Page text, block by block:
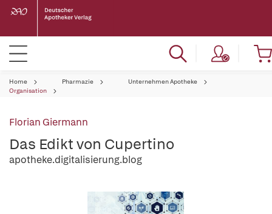
Home Pharmazie
Unternehmen Apotheke
Organisation
Florian Giermann
Das Edikt von Cupertino
apotheke.digitalisierung.blog